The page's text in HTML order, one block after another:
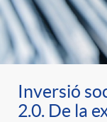
Inversió
2.0. De la